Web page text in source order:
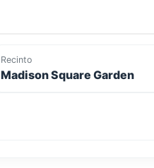
Recinto
Madison Square Garden